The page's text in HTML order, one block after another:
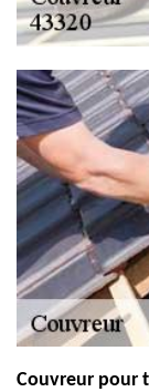
Couvreur pour